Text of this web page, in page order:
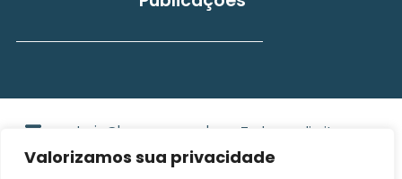
Valorizamos sua privacidade
Todos os direitos
reservados ©2025
secretaria@brasscom.org.br
e Normas